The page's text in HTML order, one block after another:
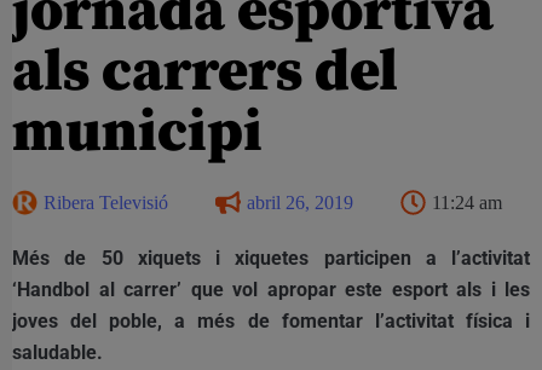
als carrers del
municipi
Ribera Televisió abril 26, 2019 11:24 am
Més de 50 xiquets i xiquetes participen a l’activitat
‘Handbol al carrer’ que vol apropar este esport als i les
joves del poble, a més de fomentar l’activitat física i
saludable.